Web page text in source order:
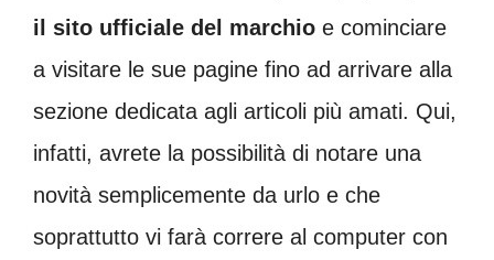
il sito ufficiale del marchio e cominciare
a visitare le sue pagine fino ad arrivare alla
sezione dedicata agli articoli più amati. Qui,
infatti, avrete la possibilità di notare una
novità semplicemente da urlo e che
soprattutto vi farà correre al computer con